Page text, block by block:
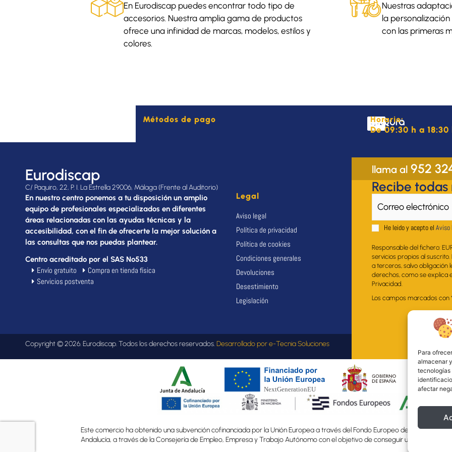
Para
almacenar
tecnologías
afectar
En Eurodiscap puedes encontrar todo tipo de
accesorios. Nuestra amplia gama de productos
ofrece una infinidad de marcas, modelos, estilos y
colores.
Nuestras
la
con las primeras
Métodos de pago Horario:
De 09:30 h a 18:30
Eurodiscap
C/ Paquiro, 22, P. I. La Estrella 29006, Málaga (Frente al Auditorio)
En nuestro centro ponemos a tu disposición un amplio
equipo de profesionales especializados en diferentes
áreas relacionadas con las ayudas técnicas y la
accesibilidad, con el fin de ofrecerte la mejor solución a
las consultas que nos puedas plantear.
Centro acreditado por el SAS Nº533
Envío gratuito
Compra en tienda física
Servicios postventa
Legal
Aviso legal
Política de privacidad
Política de cookies
Condiciones generales
Devoluciones
Desestimiento
Legislación
llama al952
Recibe
He leido y acepto el Aviso
Responsable del fichero:
servicios propios al
a terceros, salvo obligación
derechos, como se explica
Privacidad.
Los campos marcados con
Copyright © 2026. Eurodiscap. Todos los derechos reservados.Desarrollado pore-Tecnia Soluciones
Este comercio ha obtenido una subvención cofinanciada por la Unión Europea a través del Fondo Europeo de Desarrollo
Andalucía, a través de la Consejería de Empleo, Empresa y Trabajo Autónomo con el objetivo de conseguir un tejido